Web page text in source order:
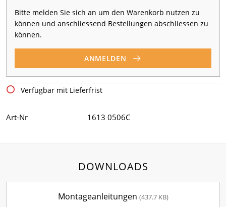
Bitte melden Sie sich an um den Warenkorb nutzen zu
können und anschliessend Bestellungen abschliessen zu
können.
ANMELDEN
Verfügbar mit Lieferfrist
Art-Nr 1613 0506C
DOWNLOADS
Montageanleitungen (437.7 KB)